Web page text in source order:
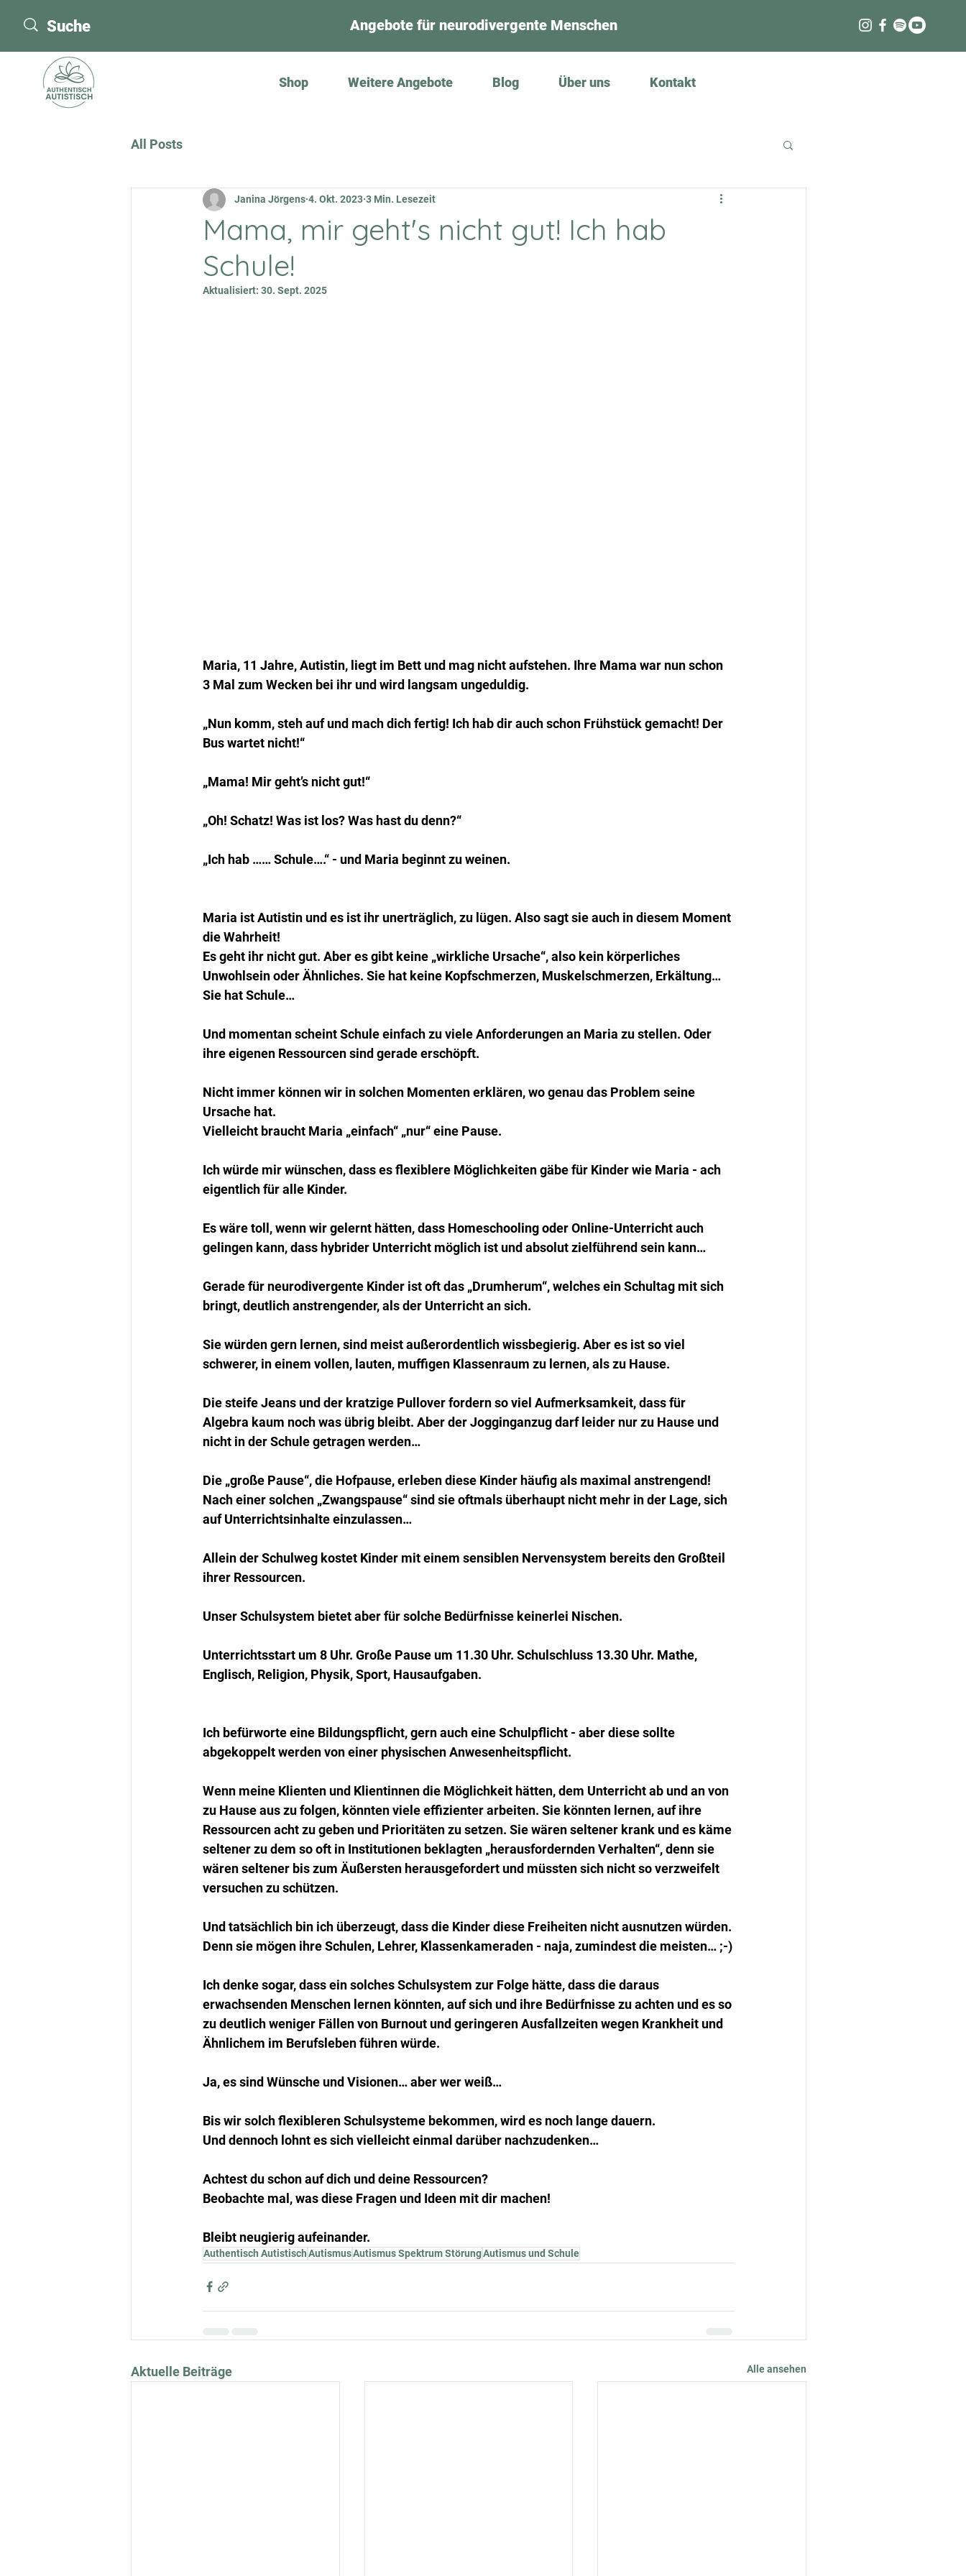
Angebote für neurodivergente Menschen
Shop Weitere Angebote Blog Über uns Kontakt
All Posts
Mama, mir geht's nicht gut! Ich hab
Schule!
Janina Jörgens 4. Okt. 2023 3 Min. Lesezeit
Aktualisiert: 30. Sept. 2025
Maria, 11 Jahre, Autistin, liegt im Bett und mag nicht aufstehen. Ihre Mama war nun schon
3 Mal zum Wecken bei ihr und wird langsam ungeduldig.
„Nun komm, steh auf und mach dich fertig! Ich hab dir auch schon Frühstück gemacht! Der
Bus wartet nicht!“
„Mama! Mir geht’s nicht gut!“
„Oh! Schatz! Was ist los? Was hast du denn?“
„Ich hab …… Schule….“ - und Maria beginnt zu weinen.
Maria ist Autistin und es ist ihr unerträglich, zu lügen. Also sagt sie auch in diesem Moment
die Wahrheit!
Es geht ihr nicht gut. Aber es gibt keine „wirkliche Ursache“, also kein körperliches
Unwohlsein oder Ähnliches. Sie hat keine Kopfschmerzen, Muskelschmerzen, Erkältung…
Sie hat Schule…
Und momentan scheint Schule einfach zu viele Anforderungen an Maria zu stellen. Oder
ihre eigenen Ressourcen sind gerade erschöpft.
Nicht immer können wir in solchen Momenten erklären, wo genau das Problem seine
Ursache hat.
Vielleicht braucht Maria „einfach“ „nur“ eine Pause.
Ich würde mir wünschen, dass es flexiblere Möglichkeiten gäbe für Kinder wie Maria - ach
eigentlich für alle Kinder.
Es wäre toll, wenn wir gelernt hätten, dass Homeschooling oder Online-Unterricht auch
gelingen kann, dass hybrider Unterricht möglich ist und absolut zielführend sein kann…
Gerade für neurodivergente Kinder ist oft das „Drumherum“, welches ein Schultag mit sich
bringt, deutlich anstrengender, als der Unterricht an sich.
Sie würden gern lernen, sind meist außerordentlich wissbegierig. Aber es ist so viel
schwerer, in einem vollen, lauten, muffigen Klassenraum zu lernen, als zu Hause.
Die steife Jeans und der kratzige Pullover fordern so viel Aufmerksamkeit, dass für
Algebra kaum noch was übrig bleibt. Aber der Jogginganzug darf leider nur zu Hause und
nicht in der Schule getragen werden…
Die „große Pause“, die Hofpause, erleben diese Kinder häufig als maximal anstrengend!
Nach einer solchen „Zwangspause“ sind sie oftmals überhaupt nicht mehr in der Lage, sich
auf Unterrichtsinhalte einzulassen…
Allein der Schulweg kostet Kinder mit einem sensiblen Nervensystem bereits den Großteil
ihrer Ressourcen.
Unser Schulsystem bietet aber für solche Bedürfnisse keinerlei Nischen.
Unterrichtsstart um 8 Uhr. Große Pause um 11.30 Uhr. Schulschluss 13.30 Uhr. Mathe,
Englisch, Religion, Physik, Sport, Hausaufgaben.
Ich befürworte eine Bildungspflicht, gern auch eine Schulpflicht - aber diese sollte
abgekoppelt werden von einer physischen Anwesenheitspflicht.
Wenn meine Klienten und Klientinnen die Möglichkeit hätten, dem Unterricht ab und an von
zu Hause aus zu folgen, könnten viele effizienter arbeiten. Sie könnten lernen, auf ihre
Ressourcen acht zu geben und Prioritäten zu setzen. Sie wären seltener krank und es käme
seltener zu dem so oft in Institutionen beklagten „herausfordernden Verhalten“, denn sie
wären seltener bis zum Äußersten herausgefordert und müssten sich nicht so verzweifelt
versuchen zu schützen.
Und tatsächlich bin ich überzeugt, dass die Kinder diese Freiheiten nicht ausnutzen würden.
Denn sie mögen ihre Schulen, Lehrer, Klassenkameraden - naja, zumindest die meisten… ;-)
Ich denke sogar, dass ein solches Schulsystem zur Folge hätte, dass die daraus
erwachsenden Menschen lernen könnten, auf sich und ihre Bedürfnisse zu achten und es so
zu deutlich weniger Fällen von Burnout und geringeren Ausfallzeiten wegen Krankheit und
Ähnlichem im Berufsleben führen würde.
Ja, es sind Wünsche und Visionen… aber wer weiß…
Bis wir solch flexibleren Schulsysteme bekommen, wird es noch lange dauern.
Und dennoch lohnt es sich vielleicht einmal darüber nachzudenken…
Achtest du schon auf dich und deine Ressourcen?
Beobachte mal, was diese Fragen und Ideen mit dir machen!
Bleibt neugierig aufeinander.
Authentisch AutistischAutismusAutismus Spektrum StörungAutismus und Schule
Aktuelle Beiträge Alle ansehen